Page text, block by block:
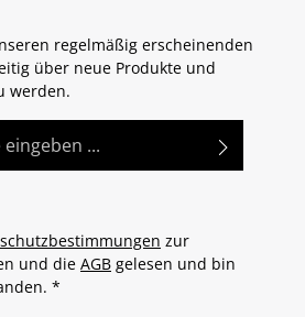
regelmäßig erscheinenden
über neue Produkte und
werden.
zur
und die AGB gelesen und bin
*